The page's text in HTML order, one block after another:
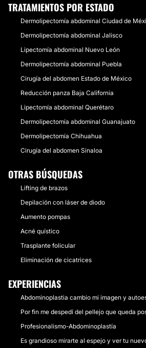
TRATAMIENTOS POR ESTADO
Dermolipectomía abdominal Ciudad de
Dermolipectomía abdominal Jalisco
Lipectomía abdominal Nuevo León
Dermolipectomía abdominal Puebla
Cirugía del abdomen Estado de México
Reducción panza Baja California
Lipectomía abdominal Querétaro
Dermolipectomía abdominal Guanajuato
Dermolipectomía Chihuahua
Cirugía del abdomen Sinaloa
OTRAS BÚSQUEDAS
Lifting de brazos
Depilación con láser de diodo
Aumento pompas
Acné quístico
Trasplante folicular
Eliminación de cicatrices
EXPERIENCIAS
Abdominoplastia cambio mi imagen y
Por fin me despedí del pellejo que queda
Profesionalismo-Abdominoplastía
Es grandioso mirarte al espejo y ver tu